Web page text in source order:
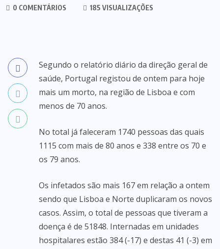
0 COMENTÁRIOS
185 VISUALIZAÇÕES
Segundo o relatório diário da direção geral de
saúde, Portugal registou de ontem para hoje
mais um morto, na região de Lisboa e com
menos de 70 anos.
No total já faleceram 1740 pessoas das quais
1115 com mais de 80 anos e 338 entre os 70 e
os 79 anos.
Os infetados são mais 167 em relação a ontem
sendo que Lisboa e Norte duplicaram os novos
casos. Assim, o total de pessoas que tiveram a
doença é de 51848. Internadas em unidades
hospitalares estão 384 (-17) e destas 41 (-3) em